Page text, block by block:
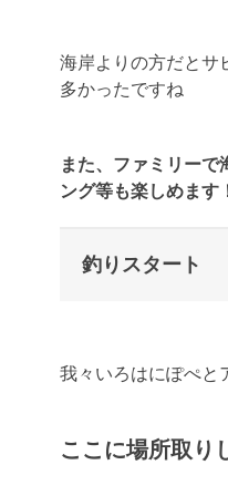
海岸よりの方だとサ
多かったですね
また、ファミリーで
ング等も楽しめます
釣りスタート
我々いろはにぽぺと
ここに場所取り